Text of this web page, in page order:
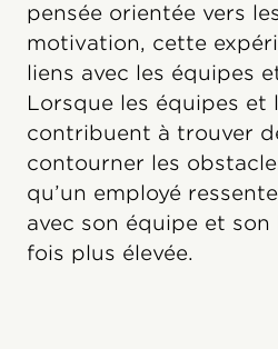
pensée orientée vers
motivation, cette
liens avec les équipes
Lorsque les équipes et
contribuent à trouver
contourner les
qu’un employé
avec son équipe et
fois plus élevée.